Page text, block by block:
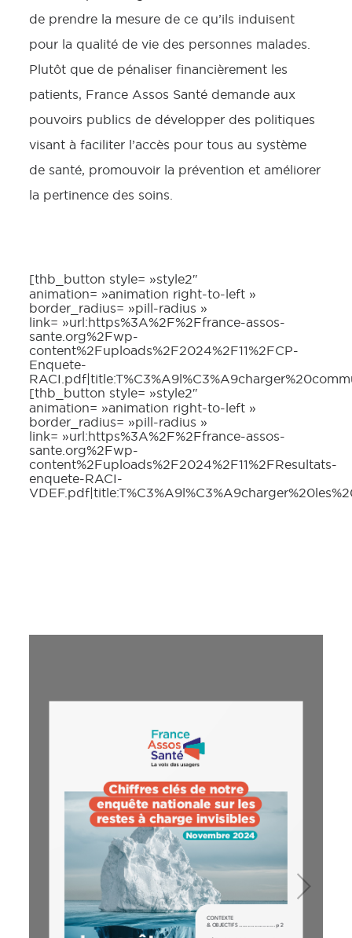
de prendre la mesure de ce qu’ils induisent
pour la qualité de vie des personnes malades.
Plutôt que de pénaliser financièrement les
patients, France Assos Santé demande aux
pouvoirs publics de développer des politiques
visant à faciliter l’accès pour tous au système
de santé, promouvoir la prévention et améliorer
la pertinence des soins.
[thb_button style= »style2″
animation= »animation right-to-left »
border_radius= »pill-radius »
link= »url:https%3A%2F%2Ffrance-assos-
sante.org%2Fwp-
content%2Fuploads%2F2024%2F11%2FCP-
Enquete-
[thb_button style= »style2″
animation= »animation right-to-left »
border_radius= »pill-radius »
link= »url:https%3A%2F%2Ffrance-assos-
sante.org%2Fwp-
content%2Fuploads%2F2024%2F11%2FResultats-
enquete-RACI-